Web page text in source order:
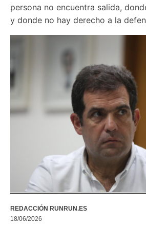
persona no encuentra salida,
y donde no hay derecho a la
REDACCIÓN RUNRUN.ES
18/06/2026